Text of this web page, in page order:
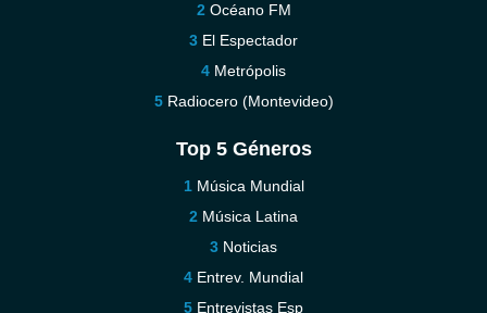
Océano FM
El Espectador
Metrópolis
Radiocero (Montevideo)
Top 5 Géneros
Música Mundial
Música Latina
Noticias
Entrev. Mundial
Entrevistas Esp